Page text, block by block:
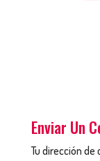
Enviar Un
Tu dirección